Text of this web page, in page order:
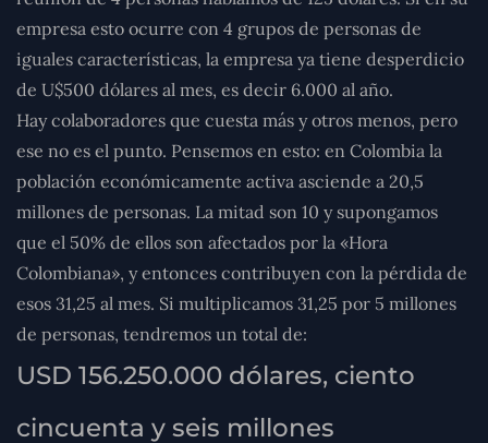
empresa esto ocurre con 4 grupos de personas de
iguales características, la empresa ya tiene desperdicio
de U$500 dólares al mes, es decir 6.000 al año.
Hay colaboradores que cuesta más y otros menos, pero
ese no es el punto. Pensemos en esto: en Colombia la
población económicamente activa asciende a 20,5
millones de personas. La mitad son 10 y supongamos
que el 50% de ellos son afectados por la «Hora
Colombiana», y entonces contribuyen con la pérdida de
esos 31,25 al mes. Si multiplicamos 31,25 por 5 millones
de personas, tendremos un total de:
USD 156.250.000 dólares, ciento
cincuenta y seis millones